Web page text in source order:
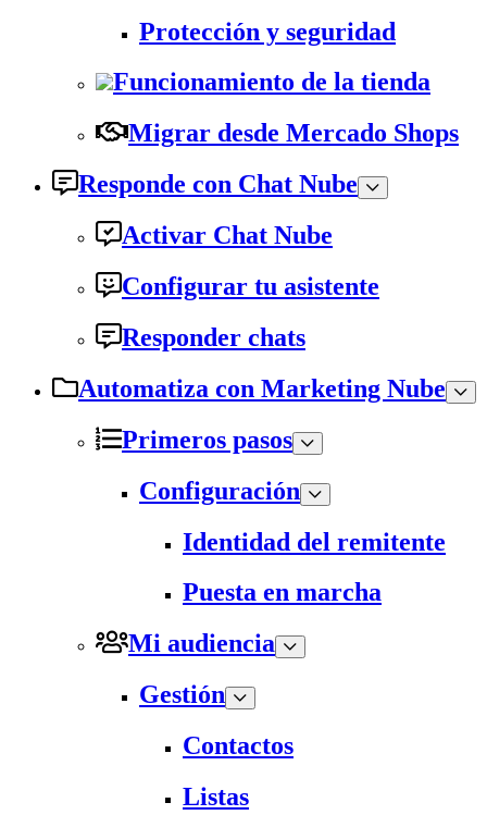
Protección y seguridad
Funcionamiento de la tienda
Migrar desde Mercado Shops
Responde con Chat Nube
Activar Chat Nube
Configurar tu asistente
Responder chats
Automatiza con Marketing Nube
Primeros pasos
Configuración
Identidad del remitente
Puesta en marcha
Mi audiencia
Gestión
Contactos
Listas